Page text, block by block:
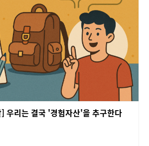
우리는 결국 '경험자산'을 추구한다